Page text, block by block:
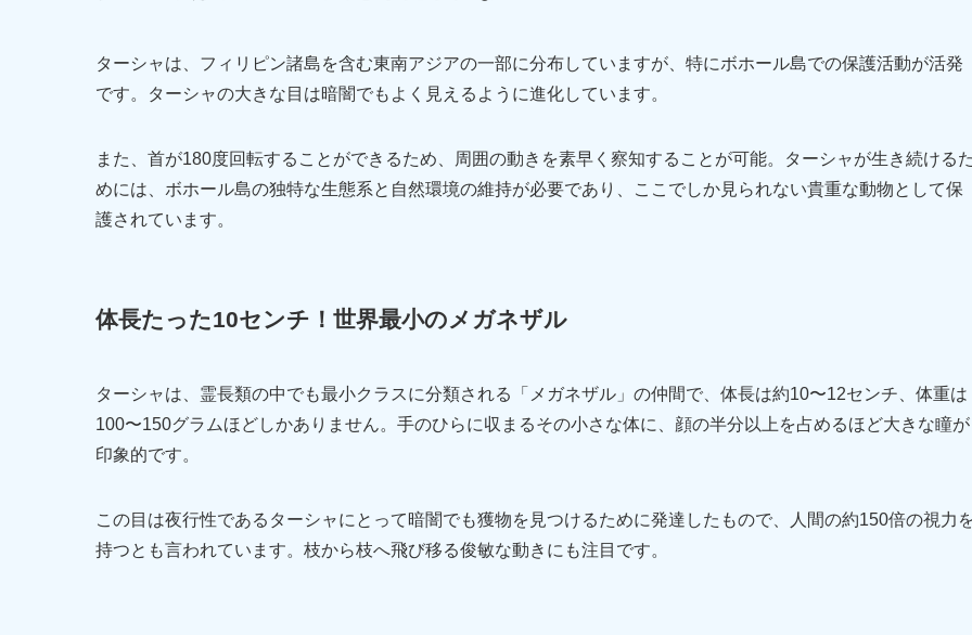
ターシャは、フィリピン諸島を含む東南アジアの一部に分布していますが、特にボホール島での保護活動が活発
です。ターシャの大きな目は暗闇でもよく見えるように進化しています。
また、首が180度回転することができるため、周囲の動きを素早く察知することが可能。ターシャが生き続ける
めには、ボホール島の独特な生態系と自然環境の維持が必要であり、ここでしか見られない貴重な動物として保
護されています。
体長たった10センチ！世界最小のメガネザル
ターシャは、霊長類の中でも最小クラスに分類される「メガネザル」の仲間で、体長は約10〜12センチ、体重は
100〜150グラムほどしかありません。手のひらに収まるその小さな体に、顔の半分以上を占めるほど大きな瞳が
印象的です。
この目は夜行性であるターシャにとって暗闇でも獲物を見つけるために発達したもので、人間の約150倍の視力
持つとも言われています。枝から枝へ飛び移る俊敏な動きにも注目です。